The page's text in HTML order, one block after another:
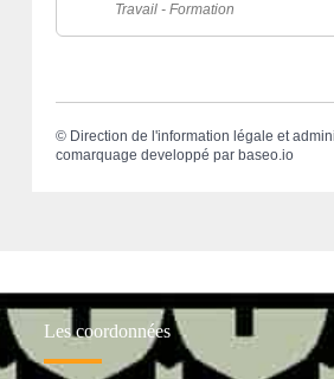
Travail - Formation
© Direction de l'information légale et
comarquage developpé par baseo.io
Les coordonnées